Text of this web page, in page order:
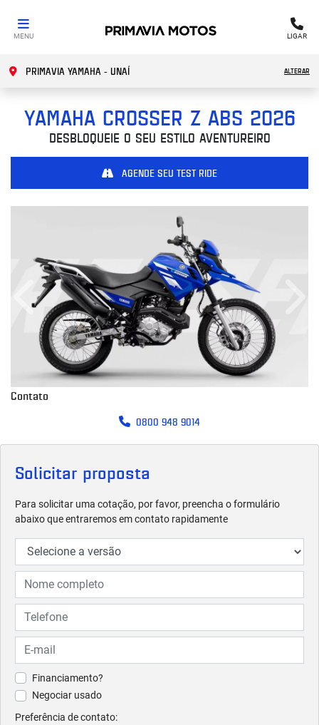
MENU LIGAR
PRIMAVIA YAMAHA - UNAÍ ALTERAR
YAMAHACROSSER Z ABS 2026
DESBLOQUEIE O SEU ESTILO AVENTUREIRO
AGENDE SEU TEST RIDE
Solicitar proposta
Para solicitar uma cotação, por favor, preencha o formulário
abaixo que entraremos em contato rapidamente
Financiamento?
Negociar usado
Preferência de contato:
Anterior
Contato
0800 948 9014